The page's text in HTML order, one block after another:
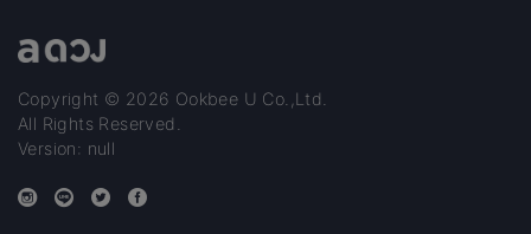
Copyright © 2026 Ookbee U Co.,Ltd.
All Rights Reserved.
Version: null